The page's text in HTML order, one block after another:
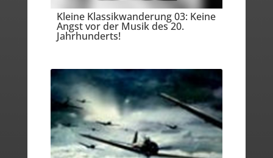
Kleine Klassikwanderung 03: Keine
Angst vor der Musik des 20.
Jahrhunderts!